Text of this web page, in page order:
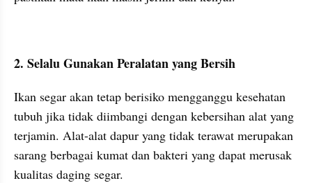
2. Selalu Gunakan Peralatan yang Bersih
Ikan segar akan tetap berisiko mengganggu kesehatan
tubuh jika tidak diimbangi dengan kebersihan alat yang
terjamin. Alat-alat dapur yang tidak terawat merupakan
sarang berbagai kumat dan bakteri yang dapat merusak
kualitas daging segar.